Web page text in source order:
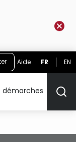
Aide FR EN
démarches